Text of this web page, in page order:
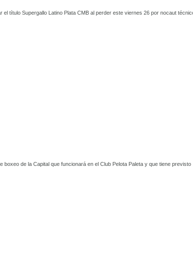
el título Supergallo Latino Plata CMB al perder este viernes 26 por nocaut
boxeo de la Capital que funcionará en el Club Pelota Paleta y que tiene previsto